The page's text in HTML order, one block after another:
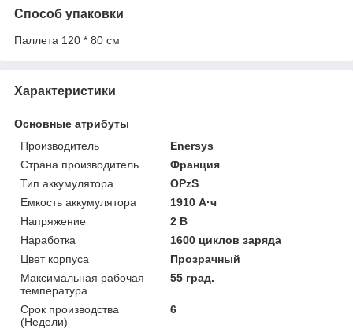
Способ упаковки
Паллета 120 * 80 см
Характеристики
Основные атрибуты
Производитель
Enersys
Страна производитель
Франция
Тип аккумулятора
OPzS
Емкость аккумулятора
1910 А·ч
Напряжение
2 В
Наработка
1600 циклов заряда
Цвет корпуса
Прозрачный
Максимальная рабочая
температура
55 град.
Срок производства
(Недели)
6